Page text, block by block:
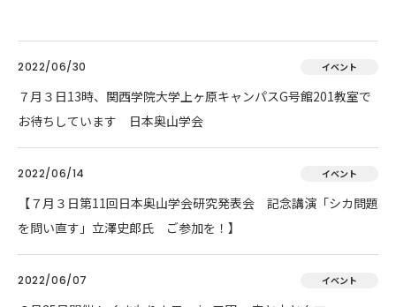
2022/06/30 イベント
７月３日13時、関西学院大学上ヶ原キャンパスG号館201教室で
お待ちしています 日本奥山学会
2022/06/14 イベント
【７月３日第11回日本奥山学会研究発表会 記念講演「シカ問題
を問い直す」立澤史郎氏 ご参加を！】
2022/06/07 イベント